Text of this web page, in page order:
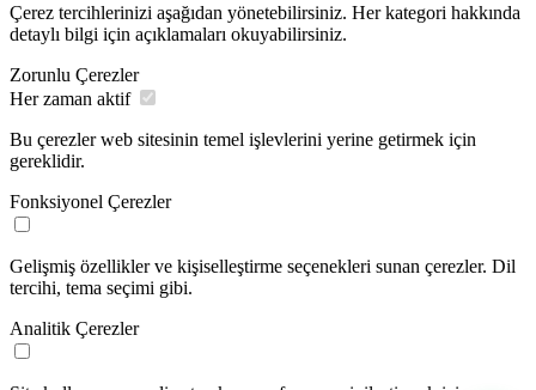
Çerez tercihlerinizi aşağıdan yönetebilirsiniz. Her kategori hakkında
detaylı bilgi için açıklamaları okuyabilirsiniz.
Zorunlu Çerezler
Her zaman aktif
Bu çerezler web sitesinin temel işlevlerini yerine getirmek için
gereklidir.
Fonksiyonel Çerezler
Gelişmiş özellikler ve kişiselleştirme seçenekleri sunan çerezler. Dil
tercihi, tema seçimi gibi.
Analitik Çerezler